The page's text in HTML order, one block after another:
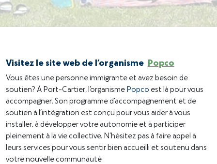
Visitez le site web de l’organisme Popco
Vous êtes une personne immigrante et avez besoin de
soutien? À Port-Cartier, l’organisme Popco est là pour vous
accompagner. Son programme d’accompagnement et de
soutien à l’intégration est conçu pour vous aider à vous
installer, à développer votre autonomie et à participer
pleinement à la vie collective. N’hésitez pas à faire appel à
leurs services pour vous sentir bien accueilli et soutenu dans
votre nouvelle communauté.